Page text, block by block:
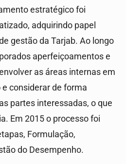
estratégico foi
adquirindo papel
gestão da Tarjab. Ao longo
aperfeiçoamentos e
as áreas internas em
considerar de forma
partes interessadas, o que
Em 2015 o processo foi
Formulação,
do Desempenho.